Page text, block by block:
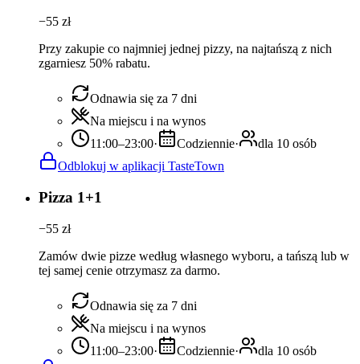
−55 zł
Przy zakupie co najmniej jednej pizzy, na najtańszą z nich
zgarniesz 50% rabatu.
Odnawia się za 7 dni
Na miejscu i na wynos
11:00–23:00· Codziennie·
dla 10 osób
Odblokuj w aplikacji TasteTown
Pizza 1+1
−55 zł
Zamów dwie pizze według własnego wyboru, a tańszą lub w
tej samej cenie otrzymasz za darmo.
Odnawia się za 7 dni
Na miejscu i na wynos
11:00–23:00· Codziennie·
dla 10 osób